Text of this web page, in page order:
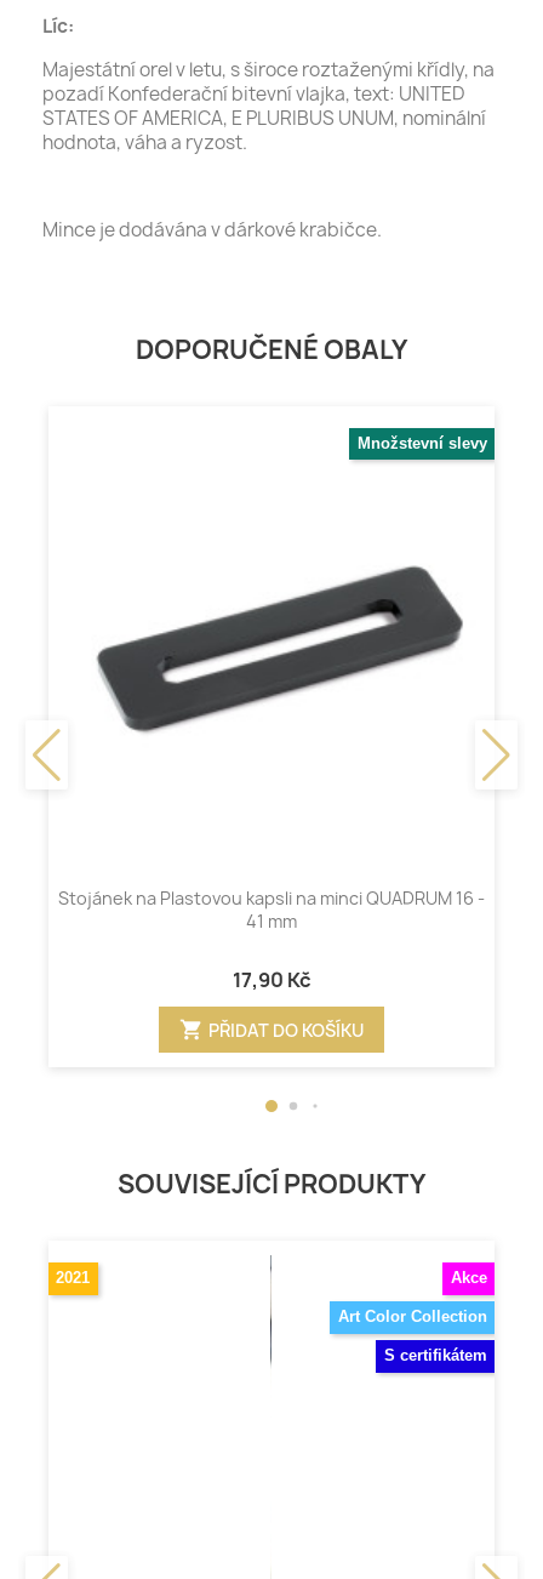
Líc:
Majestátní orel v letu, s široce roztaženými křídly, na
pozadí Konfederační bitevní vlajka, text: UNITED
STATES OF AMERICA, E PLURIBUS UNUM, nominální
hodnota, váha a ryzost.
Mince je dodávána v dárkové krabičce.
DOPORUČENÉ OBALY
Množstevní slevy
Stojánek na Plastovou kapsli na minci QUADRUM 16 -
41 mm
17,90 Kč
shopping_cart PŘIDAT DO KOŠÍKU
SOUVISEJÍCÍ PRODUKTY
Akce
Art Color Collection
S certifikátem
2021